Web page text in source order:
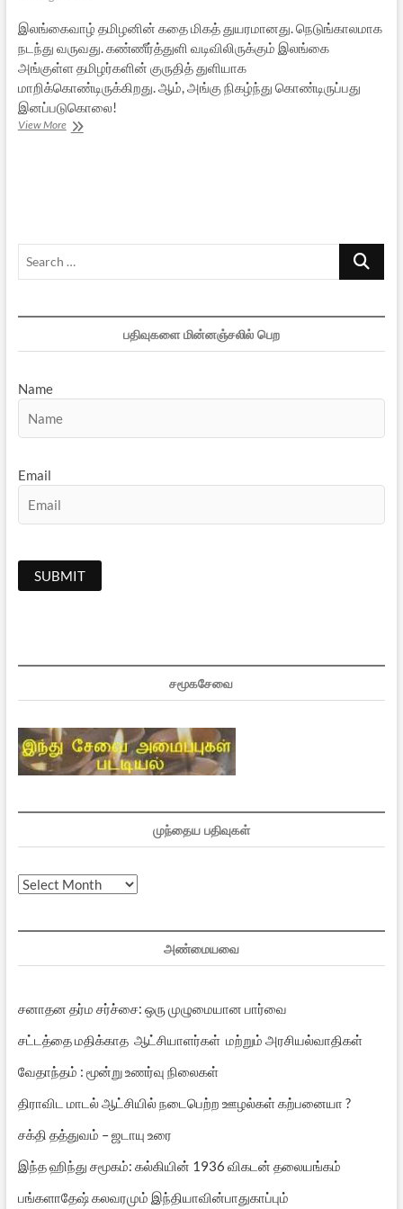
இலங்கைவாழ் தமிழனின் கதை மிகத் துயரமானது. நெடுங்காலமாக
நடந்து வருவது. கண்ணீர்த்துளி வடிவிலிருக்கும் இலங்கை
அங்குள்ள தமிழர்களின் குருதித் துளியாக
மாறிக்கொண்டிருக்கிறது. ஆம், அங்கு நிகழ்ந்து கொண்டிருப்பது
இனப்படுகொலை!
View Moreஸ்ரீலங்காவில்
Search
பதிவுகளை மின்னஞ்சலில் பெற
Name
Email
சமூகசேவை
முந்தைய பதிவுகள்
முந்தைய
அண்மையவை
சனாதன தர்ம சர்ச்சை: ஒரு முழுமையான பார்வை
சட்டத்தை மதிக்காத ஆட்சியாளர்கள் மற்றும் அரசியல்வாதிகள்
வேதாந்தம் : மூன்று உணர்வு நிலைகள்
திராவிட மாடல் ஆட்சியில் நடைபெற்ற ஊழல்கள் கற்பனையா ?
சக்தி தத்துவம் – ஜடாயு உரை
இந்த ஹிந்து சமூகம்: கல்கியின் 1936 விகடன் தலையங்கம்
பங்களாதேஷ் கலவரமும் இந்தியாவின்பாதுகாப்பும்